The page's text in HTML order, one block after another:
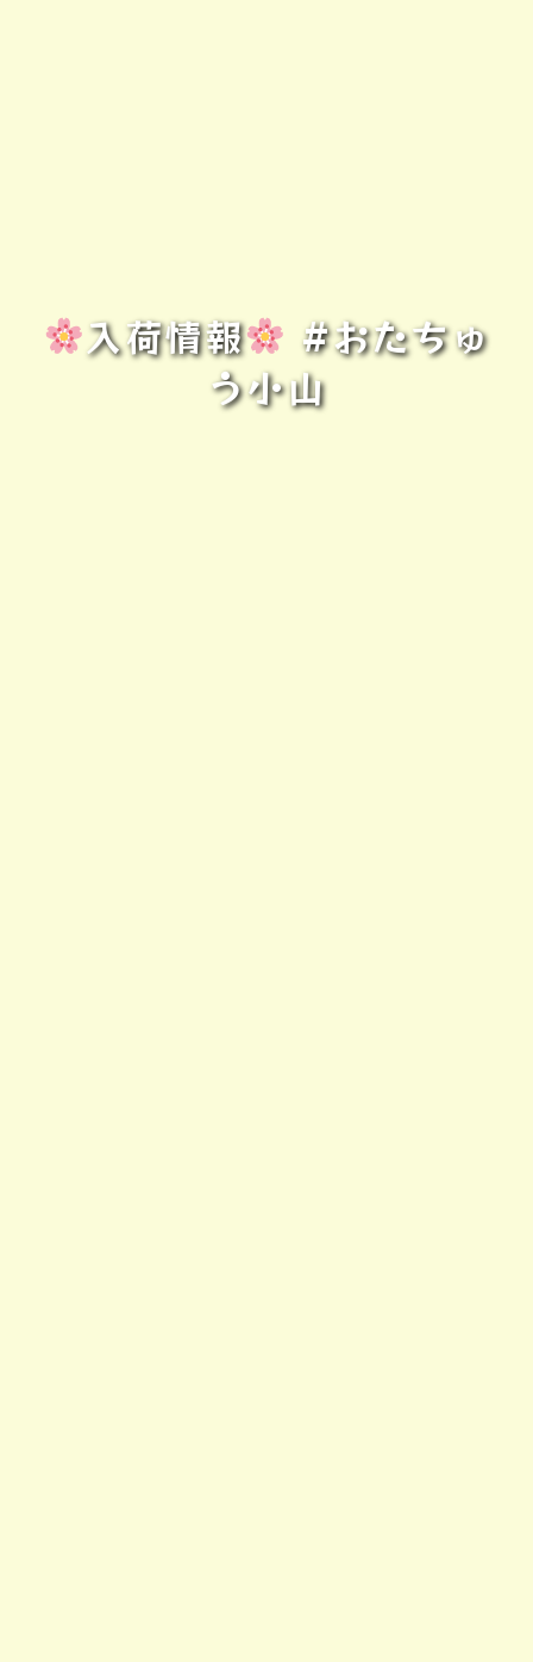
入荷情報
#おたちゅ
う小山